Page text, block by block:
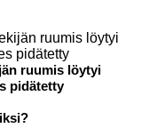
ruumis löytyi
pidätetty